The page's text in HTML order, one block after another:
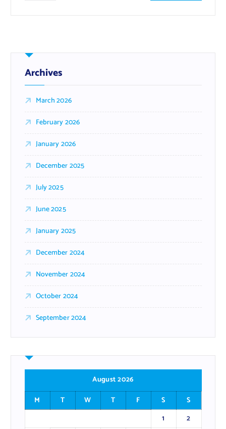
Archives
March 2026
February 2026
January 2026
December 2025
July 2025
June 2025
January 2025
December 2024
November 2024
October 2024
September 2024
August 2026
M
T W T F S
S
1
2